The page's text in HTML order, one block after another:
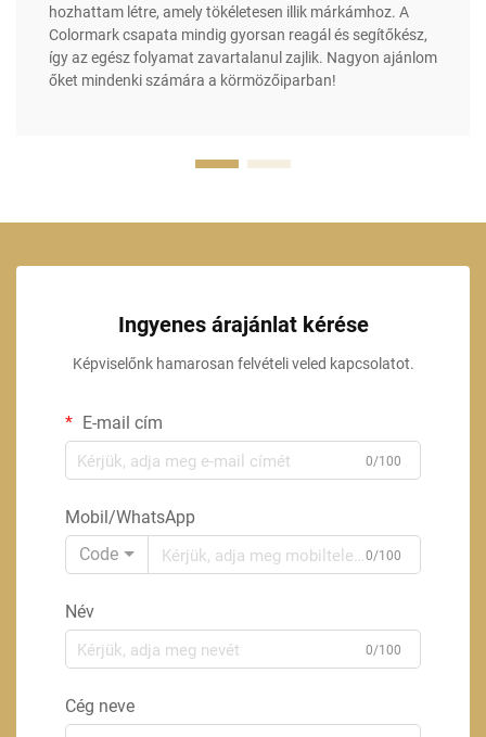
hozhattam létre, amely tökéletesen illik márkámhoz. A
Colormark csapata mindig gyorsan reagál és segítőkész,
így az egész folyamat zavartalanul zajlik. Nagyon ajánlom
őket mindenki számára a körmözőiparban!
Ingyenes árajánlat kérése
Képviselőnk hamarosan felvételi veled kapcsolatot.
E-mail cím
0/100
Mobil/WhatsApp
Code
0/100
Név
0/100
Cég neve